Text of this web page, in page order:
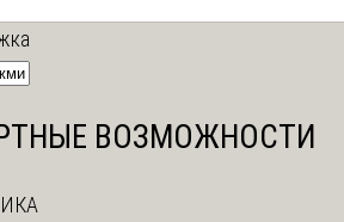
ВОЗМОЖНОСТИ